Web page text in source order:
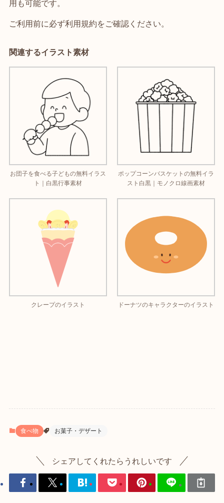
用も可能です。
ご利用前に必ず利用規約をご確認ください。
関連するイラスト素材
お団子を食べる子どもの無料イラス
ト｜白黒行事素材
ポップコーンバスケットの無料イラ
スト白黒｜モノクロ線画素材
クレープのイラスト ドーナツのキャラクターのイラスト
食べ物 お菓子・デザート
シェアしてくれたらうれしいです